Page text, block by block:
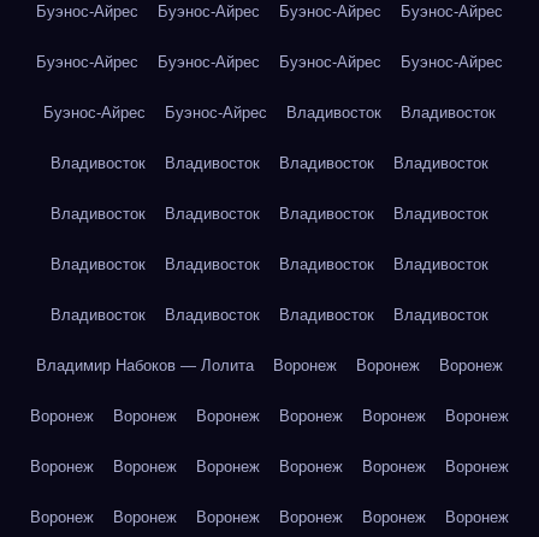
Буэнос-Айрес Буэнос-Айрес Буэнос-Айрес Буэнос-Айрес
Буэнос-Айрес Буэнос-Айрес Буэнос-Айрес Буэнос-Айрес
Буэнос-Айрес Буэнос-Айрес Владивосток Владивосток
Владивосток Владивосток Владивосток Владивосток
Владивосток Владивосток Владивосток Владивосток
Владивосток Владивосток Владивосток Владивосток
Владивосток Владивосток Владивосток Владивосток
Владимир Набоков — Лолита Воронеж Воронеж Воронеж
Воронеж Воронеж Воронеж Воронеж Воронеж Воронеж
Воронеж Воронеж Воронеж Воронеж Воронеж Воронеж
Воронеж Воронеж Воронеж Воронеж Воронеж Воронеж